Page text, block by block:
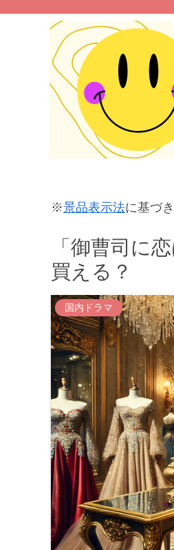
※景品表示法に基づ
「御曹司に
買える？
国内ドラマ